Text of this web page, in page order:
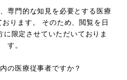
継、貸与、開示または漏洩を
とします。
レス、ログインパスワードお
による損害について、当社は
専門的な知見を必要とする医療
ります。 そのため、閲覧を日
限定させていただいておりま
す。
の医療従事者ですか？